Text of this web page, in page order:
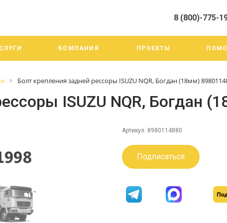
и третьими лицами, для анализа событий на нашем веб-
Более подробные сведения смотрите в Политике
8 (800)-775-
г. Челябинск ул.
тракт 20А/3
Cб-Вс: Выходной
КОМПАНИЯ ПРОЕКТЫ
Болт крепления задней рессоры ISUZU NQR, Богдан (18мм)
ISUZU NQR, Богдан
Артикул: 8980114880
Подписаться